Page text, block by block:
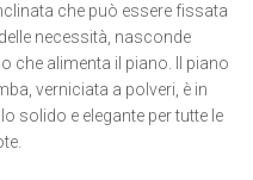
che può essere fissata
necessità, nasconde
che alimenta il piano. Il piano
verniciata a polveri, è in
solido e elegante per tutte le